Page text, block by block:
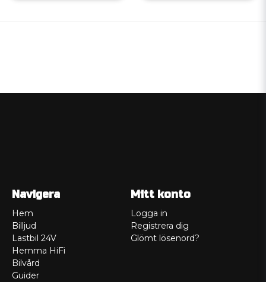
Navigera
Hem
Billjud
Lastbil 24V
Hemma HiFi
Bilvård
Guider
Mitt konto
Logga in
Registrera dig
Glömt lösenord?